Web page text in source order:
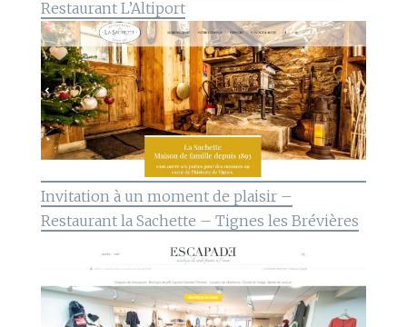
Restaurant L’Altiport
Invitation à un moment de plaisir –
Restaurant la Sachette – Tignes les Brévières